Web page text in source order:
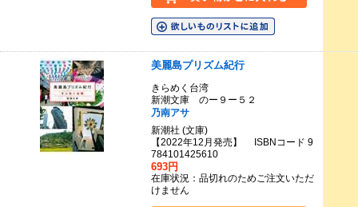
美麗島プリズム紀行
きらめく台湾
新潮文庫 のー９ー５２
乃南アサ
新潮社 (文庫)
【2022年12月発売】 ISBNコード 9
784101425610
693円
在庫状況：品切れのためご注文いただ
けません